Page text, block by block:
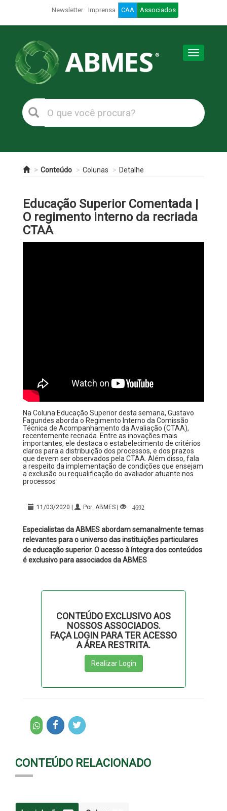
Newsletter Imprensa CAA Associados
Toggle
Conteúdo Colunas Detalhe
Educação Superior Comentada |
O regimento interno da recriada
CTAA
Na Coluna Educação Superior desta semana, Gustavo
Fagundes aborda o Regimento Interno da Comissão
Técnica de Acompanhamento da Avaliação (CTAA),
recentemente recriada. Entre as inovações mais
importantes, ele destaca o estabelecimento de critérios
claros para a distribuição dos processos, e dos prazos
que devem ser observados pela CTAA. Além disso, fala
a respeito da implementação de condições que ensejam
a exclusão ou requalificação do avaliador atuante nos
processos
11/03/2020 | Por: ABMES | 4692
Especialistas da ABMES abordam semanalmente temas
relevantes para o universo das instituições particulares
de educação superior. O acesso à íntegra dos conteúdos
é exclusivo para associados da ABMES
CONTEÚDO EXCLUSIVO AOS
NOSSOS ASSOCIADOS.
FAÇA LOGIN PARA TER ACESSO
A ÁREA RESTRITA.
Realizar Login
CONTEÚDO RELACIONADO